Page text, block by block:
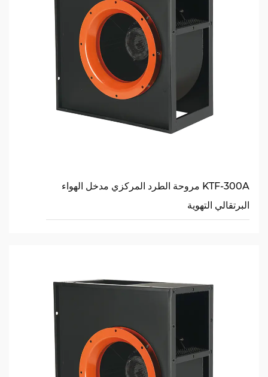
KTF-300A مروحة الطرد المركزي مدخل الهواء
البرتقالي التهوية